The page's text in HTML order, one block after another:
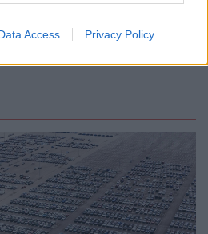
Access Privacy Policy
managereknek.